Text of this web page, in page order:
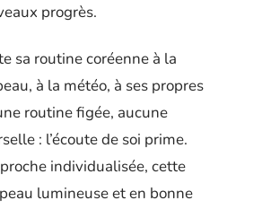
progrès.
sa routine coréenne à la
à la météo, à ses propres
routine figée, aucune
: l’écoute de soi prime.
individualisée, cette
lumineuse et en bonne